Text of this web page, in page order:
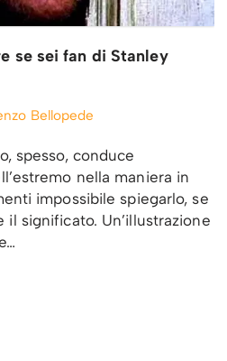
se sei fan di Stanley
Bellopede
spesso, conduce
nella maniera in
impossibile spiegarlo, se
significato. Un’illustrazione